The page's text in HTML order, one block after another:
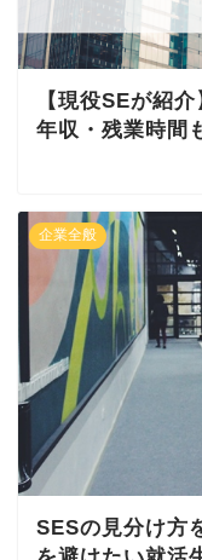
【現役SEが紹
年収・残業時間
企業全般
SESの見分け方